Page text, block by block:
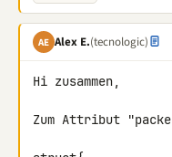
AE Alex E.(tecnologic)
Hi zusammen,
Zum Attribut